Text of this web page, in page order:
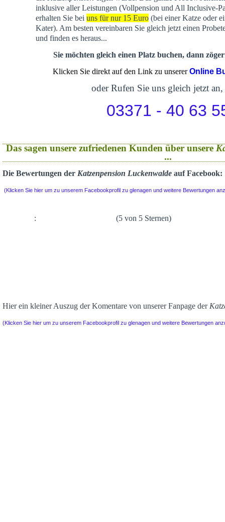
inklusive aller Leistungen (Vollpension und All Inclusive-
erhalten Sie bei uns für nur 15 Euro(bei einer Katze oder
Kater). Am besten vereinbaren Sie gleich jetzt einen
und finden es heraus...
Sie möchten gleich einen Platz buchen, dann
Klicken Sie direkt auf den Link zu unsererOnline
oder Rufen Sie uns gleich jetzt an,
03371 - 40 63
Das sagen unsere zufriedenen Kunden über unsere
...
Die Bewertungen der Katzenpension Luckenwalde auf Facebook:
(Klicken Sie hier um zu unserem Facebookprofil zu glenagen und weitere Bewertungen
: (5 von 5 Sternen)
Hier ein kleiner Auszug der Komentare von unserer Fanpage der
(Klicken Sie hier um zu unserem Facebookprofil zu glenagen und weitere Bewertungen